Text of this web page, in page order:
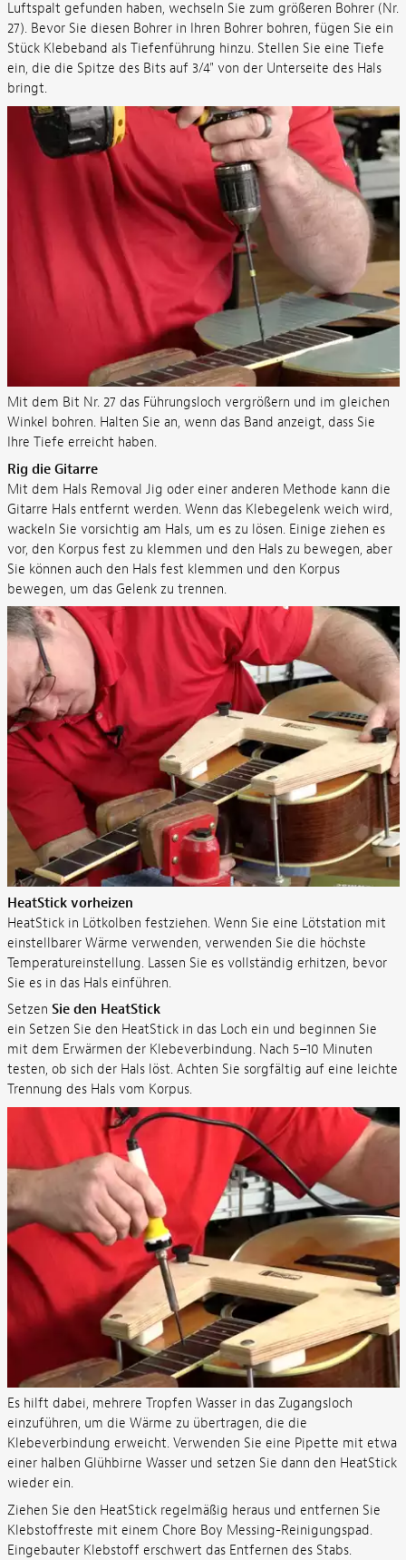
Luftspalt gefunden haben, wechseln Sie zum größeren Bohrer (Nr.
27). Bevor Sie diesen Bohrer in Ihren Bohrer bohren, fügen Sie ein
Stück Klebeband als Tiefenführung hinzu. Stellen Sie eine Tiefe
ein, die die Spitze des Bits auf 3/4" von der Unterseite des Hals
bringt.
Mit dem Bit Nr. 27 das Führungsloch vergrößern und im gleichen
Winkel bohren. Halten Sie an, wenn das Band anzeigt, dass Sie
Ihre Tiefe erreicht haben.
Rig die Gitarre
Mit dem Hals Removal Jig oder einer anderen Methode kann die
Gitarre Hals entfernt werden. Wenn das Klebegelenk weich wird,
wackeln Sie vorsichtig am Hals, um es zu lösen. Einige ziehen es
vor, den Korpus fest zu klemmen und den Hals zu bewegen, aber
Sie können auch den Hals fest klemmen und den Korpus
bewegen, um das Gelenk zu trennen.
HeatStick vorheizen
HeatStick in Lötkolben festziehen. Wenn Sie eine Lötstation mit
einstellbarer Wärme verwenden, verwenden Sie die höchste
Temperatureinstellung. Lassen Sie es vollständig erhitzen, bevor
Sie es in das Hals einführen.
Setzen Sie den HeatStick
ein Setzen Sie den HeatStick in das Loch ein und beginnen Sie
mit dem Erwärmen der Klebeverbindung. Nach 5–10 Minuten
testen, ob sich der Hals löst. Achten Sie sorgfältig auf eine leichte
Trennung des Hals vom Korpus.
Es hilft dabei, mehrere Tropfen Wasser in das Zugangsloch
einzuführen, um die Wärme zu übertragen, die die
Klebeverbindung erweicht. Verwenden Sie eine Pipette mit etwa
einer halben Glühbirne Wasser und setzen Sie dann den HeatStick
wieder ein.
Ziehen Sie den HeatStick regelmäßig heraus und entfernen Sie
Klebstoffreste mit einem Chore Boy Messing-Reinigungspad.
Eingebauter Klebstoff erschwert das Entfernen des Stabs.